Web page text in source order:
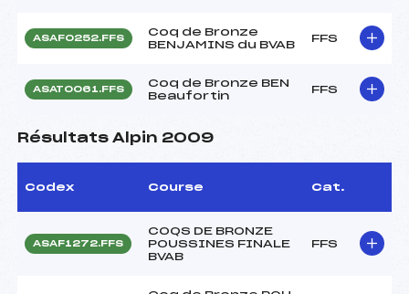
ASAF0252.FFS
Coq de Bronze
BENJAMINS du BVAB
FFS
ASAT0061.FFS
Coq de Bronze BEN
Beaufortin
FFS
Résultats Alpin 2009
Codex Course Cat.
ASAF1272.FFS
COQS DE BRONZE
POUSSINES FINALE
BVAB
FFS